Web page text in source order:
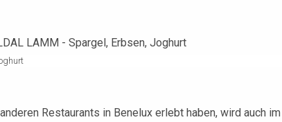
Restaurants in Benelux erlebt haben, wird auch im